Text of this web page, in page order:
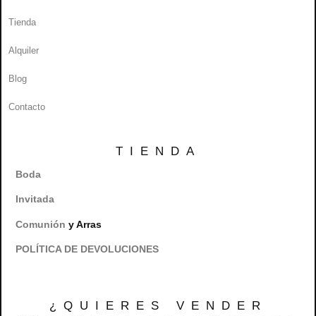
Tienda
Alquiler
Blog
Contacto
TIENDA
Boda
Invitada
Comunión y Arras
POLÍTICA DE DEVOLUCIONES
¿QUIERES VENDER